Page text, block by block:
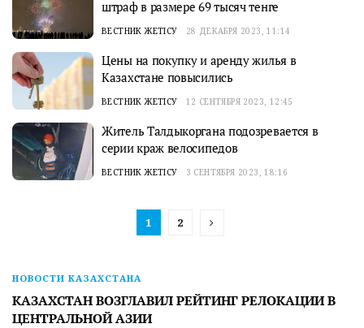
штраф в размере 69 тысяч тенге
ВЕСТНИК ЖЕТІСУ 28 ДЕКАБРЯ 2023, 11:14
Цены на покупку и аренду жилья в
Казахстане повысились
ВЕСТНИК ЖЕТІСУ 12 СЕНТЯБРЯ 2023, 12:45
Житель Талдыкоргана подозревается в
серии краж велосипедов
ВЕСТНИК ЖЕТІСУ 3 СЕНТЯБРЯ 2023, 18:16
1 2
НОВОСТИ КАЗАХСТАНА
КАЗАХСТАН ВОЗГЛАВИЛ РЕЙТИНГ РЕЛОКАЦИИ В
ЦЕНТРАЛЬНОЙ АЗИИ